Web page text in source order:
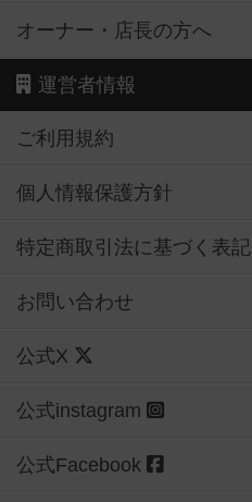
オーナー・店長の方へ
運営者情報
ご利用規約
個人情報保護方針
特定商取引法に基づく表記
お問い合わせ
公式X
公式instagram
公式Facebook